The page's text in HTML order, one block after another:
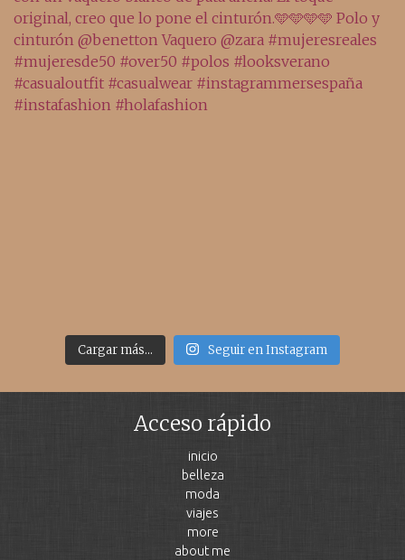
Cargar más... Seguir en Instagram
Acceso rápido
inicio
belleza
moda
viajes
more
about me